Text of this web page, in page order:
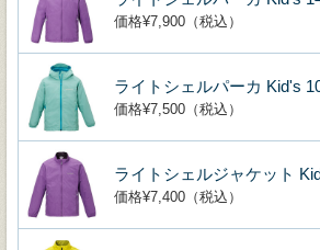
価格¥7,900（税込）
ライトシェルパーカ Kid's
価格¥7,500（税込）
ライトシェルジャケット
価格¥7,400（税込）